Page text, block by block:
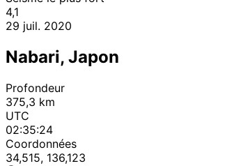
4,1
29 juil. 2020
Nabari, Japon
Profondeur
375,3 km
UTC
02:35:24
Coordonnées
34,515, 136,123